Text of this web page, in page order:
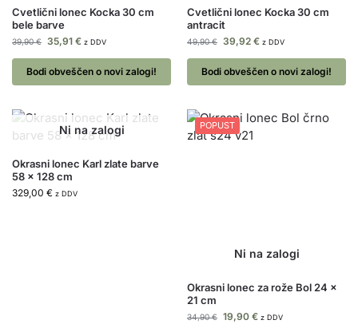
Cvetlični lonec Kocka 30 cm
bele barve
39,90€ 35,91 € z DDV
Bodi obveščen o novi zalogi!
Cvetlični lonec Kocka 30 cm
antracit
49,90€ 39,92 € z DDV
Bodi obveščen o novi zalogi!
Okrasni lonec Karl zlate barve
58 x 128 cm
329,00 € z DDV
POPUST
Okrasni lonec za rože Bol 24 x
21 cm
34,90€ 19,90 € z DDV